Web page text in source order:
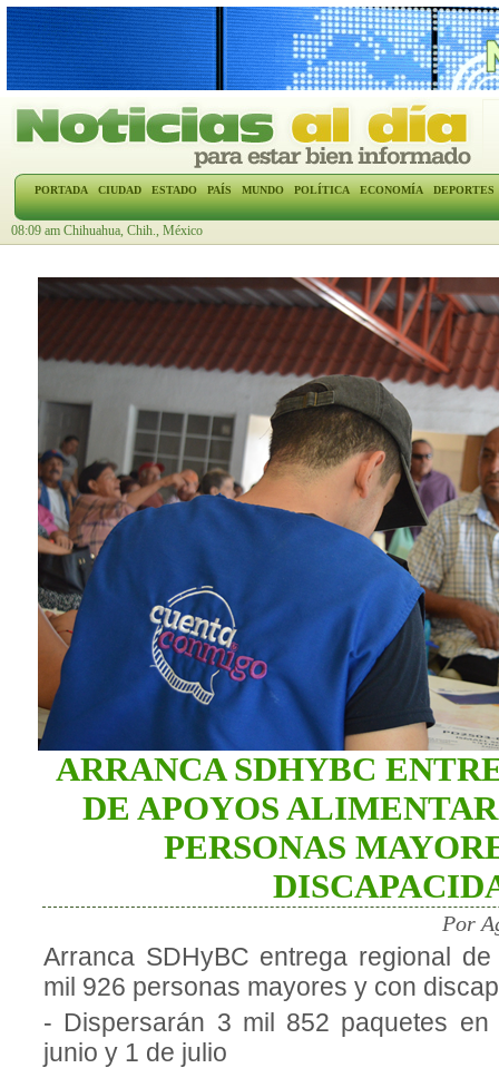
PORTADA CIUDAD ESTADO PAÍS MUNDO POLÍTICA ECONOMÍA DEPORTES
08:09 am Chihuahua, Chih., México
ARRANCA SDHYBC
DE APOYOS
PERSONAS
Por
Arranca SDHyBC entrega regional
mil 926 personas mayores y con
- Dispersarán 3 mil 852 paquetes
junio y 1 de julio